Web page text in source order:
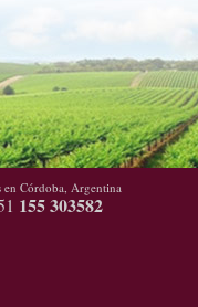
en Córdoba, Argentina
155 303582